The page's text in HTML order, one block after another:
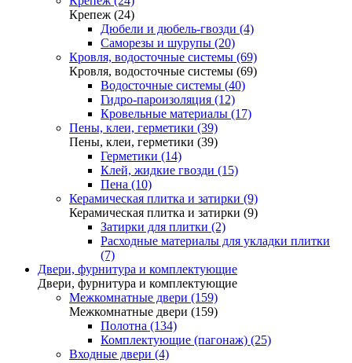
Крепеж (24)
Дюбели и дюбель-гвозди (4)
Саморезы и шурупы (20)
Кровля, водосточные системы (69)
Кровля, водосточные системы (69)
Водосточные системы (40)
Гидро-пароизоляция (12)
Кровельные материалы (17)
Пены, клеи, герметики (39)
Пены, клеи, герметики (39)
Герметики (14)
Клей, жидкие гвозди (15)
Пена (10)
Керамическая плитка и затирки (9)
Керамическая плитка и затирки (9)
Затирки для плитки (2)
Расходные материалы для укладки плитки
(7)
Двери, фурнитура и комплектующие
Двери, фурнитура и комплектующие
Межкомнатные двери (159)
Межкомнатные двери (159)
Полотна (134)
Комплектующие (пагонаж) (25)
Входные двери (4)